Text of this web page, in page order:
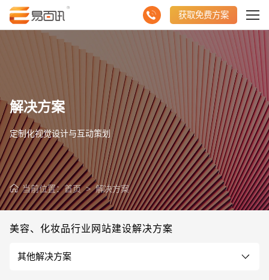
获取免费方案
解决方案
定制化视觉设计与互动策划
当前位置：首页>解决方案
美容、化妆品行业网站建设解决方案
其他解决方案